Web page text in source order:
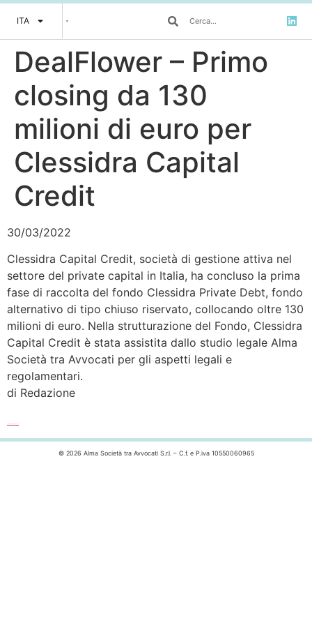
ITA
DealFlower – Primo
closing da 130
milioni di euro per
Clessidra Capital
Credit
30/03/2022
Clessidra Capital Credit, società di gestione attiva nel
settore del private capital in Italia, ha concluso la prima
fase di raccolta del fondo Clessidra Private Debt, fondo
alternativo di tipo chiuso riservato, collocando oltre 130
milioni di euro. Nella strutturazione del Fondo, Clessidra
Capital Credit è stata assistita dallo studio legale Alma
Società tra Avvocati per gli aspetti legali e
regolamentari.
di Redazione
© 2026 Alma Società tra Avvocati S.r.l. – C.f. e P.iva 10550060965